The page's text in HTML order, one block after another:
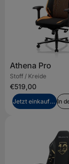
Athena Pro
Stoff / Kreide
€519,00
Jetzt einkaufen